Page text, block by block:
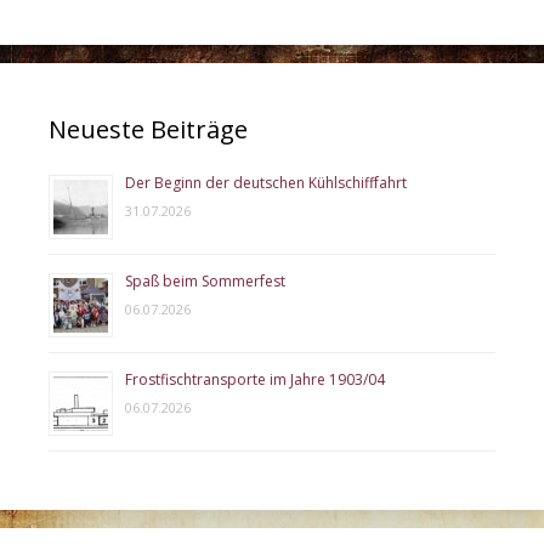
Neueste Beiträge
Der Beginn der deutschen Kühlschifffahrt
31.07.2026
Spaß beim Sommerfest
06.07.2026
Frostfischtransporte im Jahre 1903/04
06.07.2026